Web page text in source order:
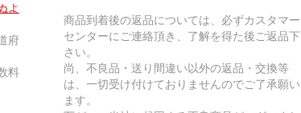
よ
府
料
商品到着後の返品については、必ずカスタマー
センターにご連絡頂き、了解を得た後ご返品下
さい。
尚、不良品・送り間違い以外の返品・交換等
は、一切受け付けておりませんのでご了承願い
ます。